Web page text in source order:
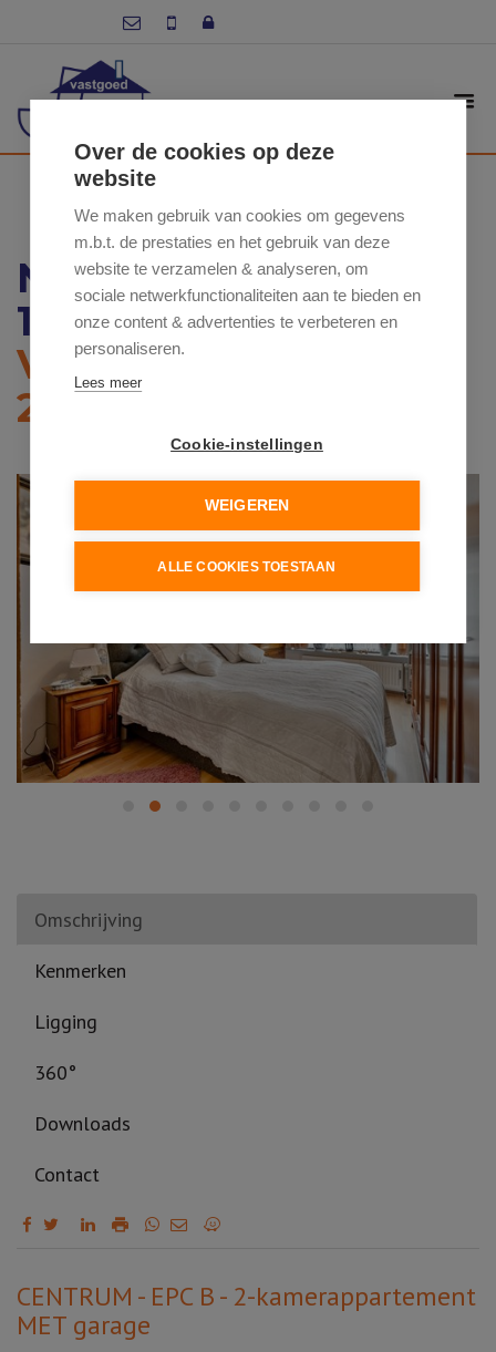
NEERHOFSTRAAT 2 /
1, 9620 ZOTTEGEM
VRAAGPRIJS: €
246 500
Omschrijving
Kenmerken
Ligging
360°
Downloads
Contact
Omschrijving
CENTRUM - EPC B - 2-kamerappartement
MET garage
Over de cookies op deze
website
We maken gebruik van cookies om gegevens
m.b.t. de prestaties en het gebruik van deze
website te verzamelen & analyseren, om
sociale netwerkfunctionaliteiten aan te bieden en
onze content & advertenties te verbeteren en
personaliseren.
Lees meer
Cookie-instellingen
WEIGEREN
ALLE COOKIES TOESTAAN